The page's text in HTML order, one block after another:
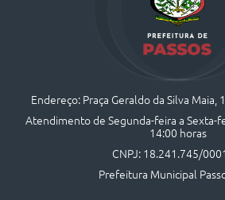
Endereço: Praça Geraldo da Silva Maia,
Atendimento de Segunda-feira a Sexta-
14:00 horas
CNPJ: 18.241.745/
Prefeitura Municipal